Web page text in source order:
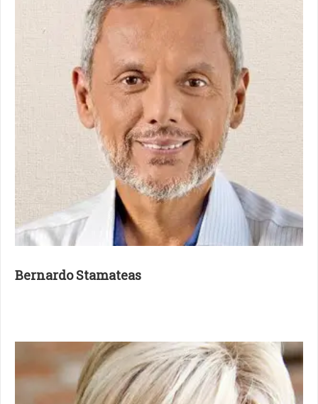
Bernardo Stamateas